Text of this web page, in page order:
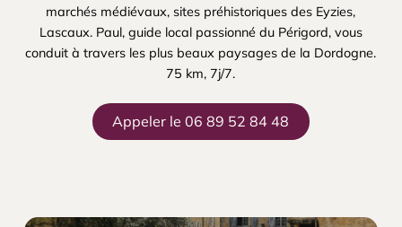
marchés médiévaux, sites préhistoriques des Eyzies,
Lascaux. Paul, guide local passionné du Périgord, vous
conduit à travers les plus beaux paysages de la Dordogne.
75 km, 7j/7.
Appeler le 06 89 52 84 48